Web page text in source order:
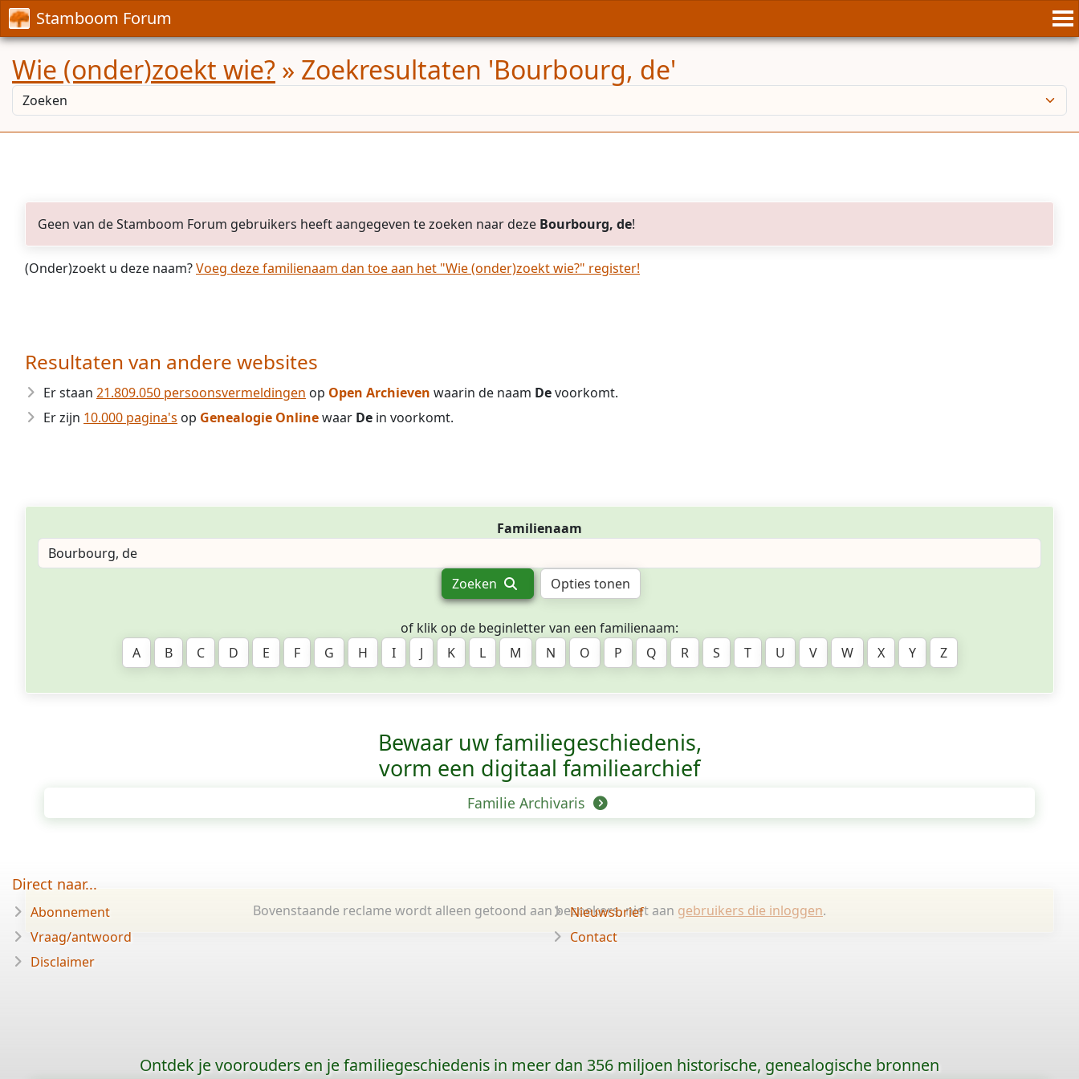
Stamboom Forum
Wie (onder)zoekt wie? » Zoekresultaten 'Bourbourg, de'
Geen van de Stamboom Forum gebruikers heeft aangegeven te zoeken naar deze Bourbourg, de!
(Onder)zoekt u deze naam?Voeg deze familienaam dan toe aan het "Wie (onder)zoekt wie?" register!
Resultaten van andere websites
Er staan 21.809.050 persoonsvermeldingen op Open Archieven waarin de naam Devoorkomt.
Er zijn 10.000 pagina's op Genealogie Onlinewaar De in voorkomt.
Familienaam
Zoeken Opties tonen
of klik op de beginletter van een familienaam:
A
B C D E F G H I J K L M N O P Q R S T U V W X Y Z
Bewaar uw familie­geschiedenis,
vorm een digitaal familiearchief
Familie Archivaris
Bovenstaande reclame wordt alleen getoond aan bezoekers, niet aan gebruikers die inloggen.
Direct naar...
Abonnement
Vraag/antwoord
Disclaimer
Nieuwsbrief
Contact
Ontdek je voorouders en je familiegeschiedenis in meer dan 356 miljoen historische, genealogische bronnen